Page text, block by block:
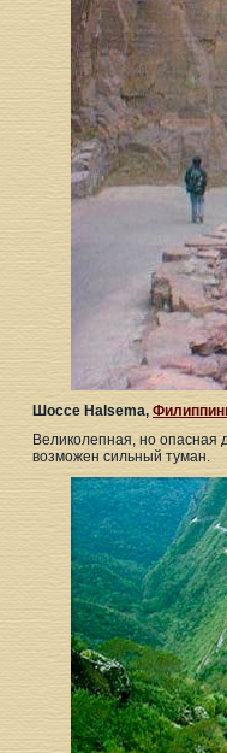
Шоссе Halsema,
Великолепная, но опасная
возможен сильный туман.